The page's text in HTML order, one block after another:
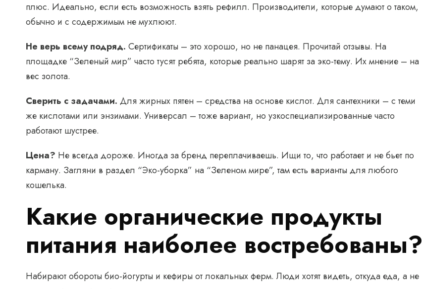
плюс. Идеально, если есть возможность взять рефилл. Производители, которые думают о таком,
обычно и с содержимым не мухлюют.
Не верь всему подряд. Сертификаты – это хорошо, но не панацея. Прочитай отзывы. На
площадке “Зеленый мир” часто тусят ребята, которые реально шарят за эко-тему. Их мнение – на
вес золота.
Сверить с задачами. Для жирных пятен – средства на основе кислот. Для сантехники – с теми
же кислотами или энзимами. Универсал – тоже вариант, но узкоспециализированные часто
работают шустрее.
Цена? Не всегда дороже. Иногда за бренд переплачиваешь. Ищи то, что работает и не бьет по
карману. Загляни в раздел “Эко-уборка” на “Зеленом мире”, там есть варианты для любого
кошелька.
Какие органические продукты
питания наиболее востребованы?
Набирают обороты био-йогурты и кефиры от локальных ферм. Люди хотят видеть, откуда еда, а не